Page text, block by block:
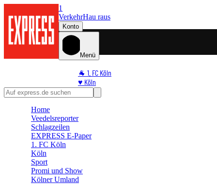
1
VerkehrHau raus
Konto
Menü
🐐 1. FC Köln
♥️ Köln
⭐ Promi
🛒 Shoppingwelt
Home
Veedelsreporter
Schlagzeilen
EXPRESS E-Paper
1. FC Köln
Köln
Sport
Promi und Show
Kölner Umland